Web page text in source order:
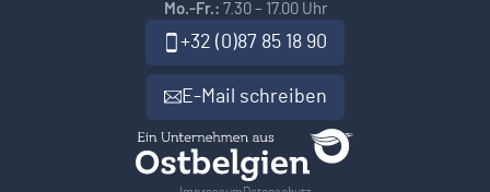
Mo.-Fr.: 7.30 – 17.00 Uhr
+32 (0)87 85 18 90
E-Mail schreiben